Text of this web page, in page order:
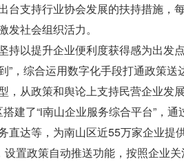
台支持行业协会发展的扶持措施，
发社会组织活力。
以提升企业便利度获得感为出发点
”，综合运用数字化手段打通政策
，从政策和舆论上支持民营企业发
建了“i南山企业服务综合平台”，
直达等，为南山区近55万家企业提
设置政策自动推送功能，按照企业